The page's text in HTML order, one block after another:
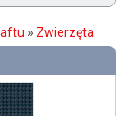
» Zwierzęta